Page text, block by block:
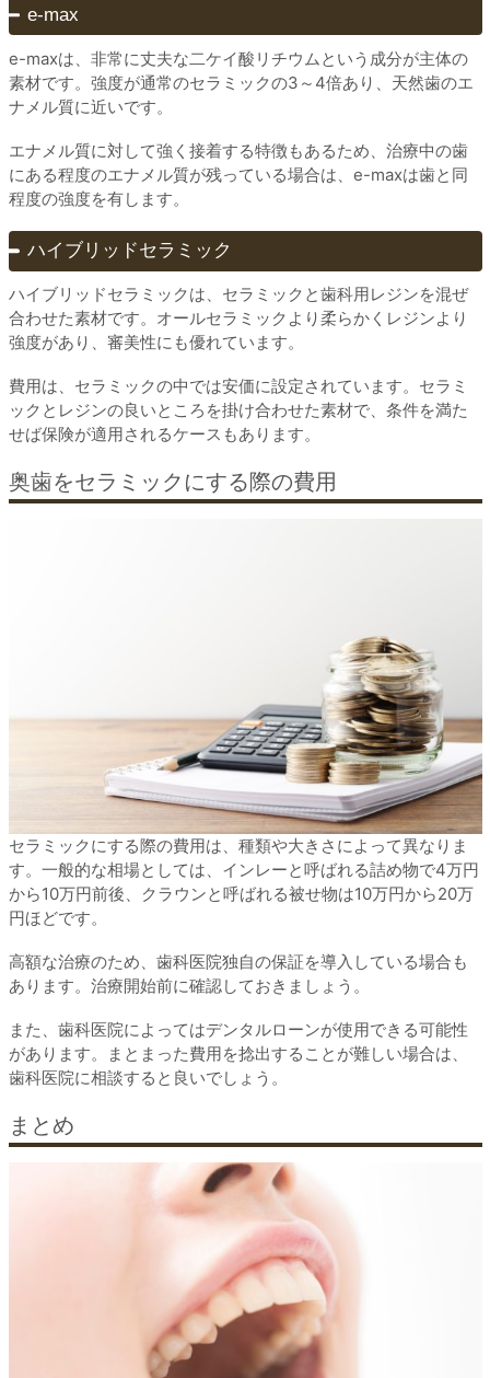
e-max
e-maxは、非常に丈夫な二ケイ酸リチウムという成分が主体の
素材です。強度が通常のセラミックの3～4倍あり、天然歯のエ
ナメル質に近いです。
エナメル質に対して強く接着する特徴もあるため、治療中の歯
にある程度のエナメル質が残っている場合は、e-maxは歯と同
程度の強度を有します。
ハイブリッドセラミック
ハイブリッドセラミックは、セラミックと歯科用レジンを混ぜ
合わせた素材です。オールセラミックより柔らかくレジンより
強度があり、審美性にも優れています。
費用は、セラミックの中では安価に設定されています。セラミ
ックとレジンの良いところを掛け合わせた素材で、条件を満た
せば保険が適用されるケースもあります。
奥歯をセラミックにする際の費用
セラミックにする際の費用は、種類や大きさによって異なりま
す。一般的な相場としては、インレーと呼ばれる詰め物で4万円
から10万円前後、クラウンと呼ばれる被せ物は10万円から20万
円ほどです。
高額な治療のため、歯科医院独自の保証を導入している場合も
あります。治療開始前に確認しておきましょう。
また、歯科医院によってはデンタルローンが使用できる可能性
があります。まとまった費用を捻出することが難しい場合は、
歯科医院に相談すると良いでしょう。
まとめ